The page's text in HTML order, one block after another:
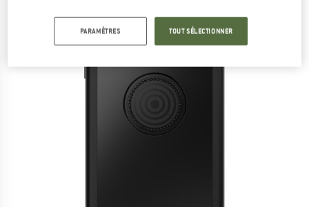
PARAMÈTRES TOUT SÉLECTIONNER